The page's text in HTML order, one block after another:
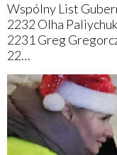
Wspólny List
2232 Olha
2231 Greg
22…